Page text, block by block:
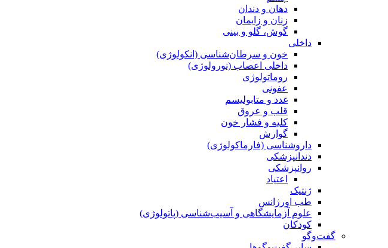
دهان و دندان
زنان و زایمان
گوش، گلو و بینی
داخلی
خون و سرطان‌شناسی (انکولوژی)
داخلی اعصاب (نورولوژی)
روماتولوژی
عفونی
غدد و متابولیسم
قلب و عروق
کلیه و فشار خون
گوارش
داروشناسی (فارماکولوژی)
دندانپزشکی
روانپزشکی
اعتیاد
ژنتیک
طب اورژانس
علوم آزمایشگاهی و آسیب‌شناسی (پاتولوژی)
کودکان
گفت‌وگو